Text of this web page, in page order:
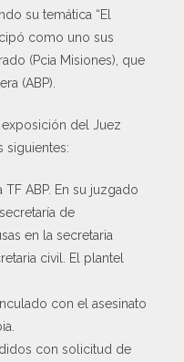
su temática “El
como uno sus
(Pcia Misiones), que
(ABP).
exposición del Juez
siguientes:
ABP. En su juzgado
de
en la secretaria
civil. El plantel
con el asesinato
con solicitud de